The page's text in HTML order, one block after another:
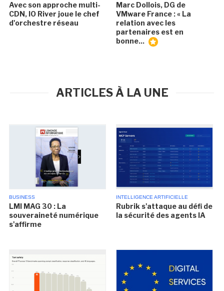
Avec son approche multi-
CDN, IO River joue le chef
d'orchestre réseau
Marc Dollois, DG de
VMware France : « La
relation avec les
partenaires est en
bonne...
ARTICLES À LA UNE
BUSINESS
LMI MAG 30 : La
souveraineté numérique
s'affirme
INTELLIGENCE ARTIFICIELLE
Rubrik s'attaque au défi de
la sécurité des agents IA